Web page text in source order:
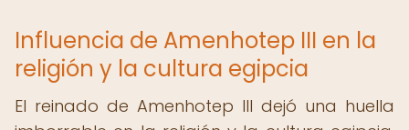
Influencia de Amenhotep III en la
religión y la cultura egipcia
El reinado de Amenhotep III dejó una huella